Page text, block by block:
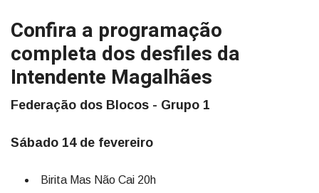
Confira a programação
completa dos desfiles da
Intendente Magalhães
Federação dos Blocos - Grupo 1
Sábado 14 de fevereiro
Birita Mas Não Cai 20h